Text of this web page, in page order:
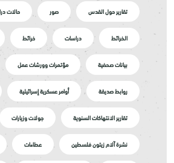
تقارير حول القدس صور حالات
الخرائط دراسات خرائط
بيانات صحفية مؤتمرات وورشات عمل
روابط صديقة أوامر عسكرية إسرائيلية
تقارير الانتهاكات السنوية جولات وزيارات
نشرة آلام زيتون فلسطين عطاءات